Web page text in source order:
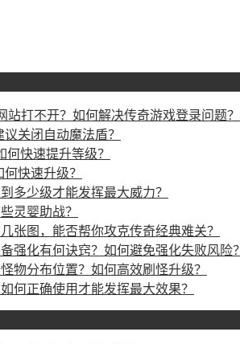
站打不开？如何解决传奇游戏登录问题？
关闭自动魔法盾？
何快速提升等级？
快速升级？
多少级才能发挥最大威力？
灵婴助战？
张图，能否帮你攻克传奇经典难关？
强化有何诀窍？如何避免强化失败风险？
物分布位置？如何高效刷怪升级？
何正确使用才能发挥最大效果？